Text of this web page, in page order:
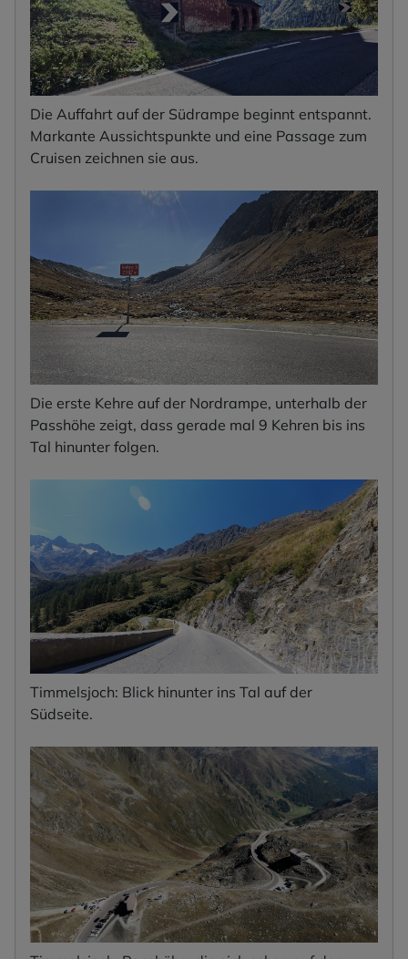
Die Auffahrt auf der Südrampe beginnt entspannt.
Markante Aussichtspunkte und eine Passage zum
Cruisen zeichnen sie aus.
Die erste Kehre auf der Nordrampe, unterhalb der
Passhöhe zeigt, dass gerade mal 9 Kehren bis ins
Tal hinunter folgen.
Timmelsjoch: Blick hinunter ins Tal auf der
Südseite.